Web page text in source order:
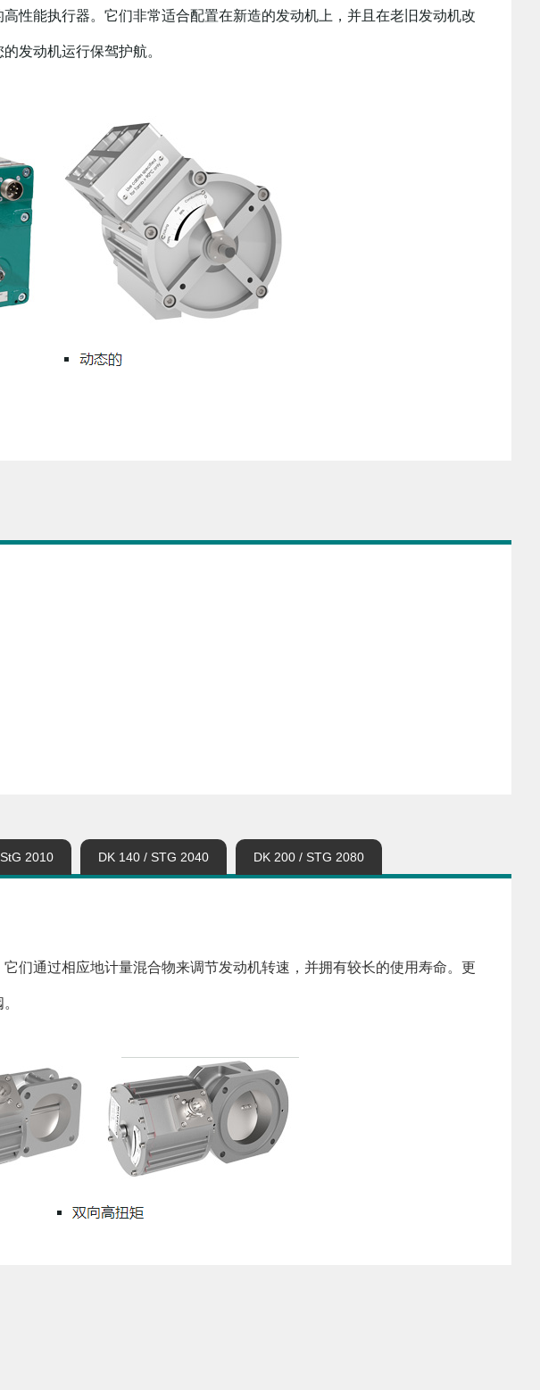
性能执行器。它们非常适合配置在新造的发动机上，并且在老旧发动机改
发动机运行保驾护航。
2010 DK 140 / STG 2040 DK 200 / STG 2080
们通过相应地计量混合物来调节发动机转速，并拥有较长的使用寿命。更